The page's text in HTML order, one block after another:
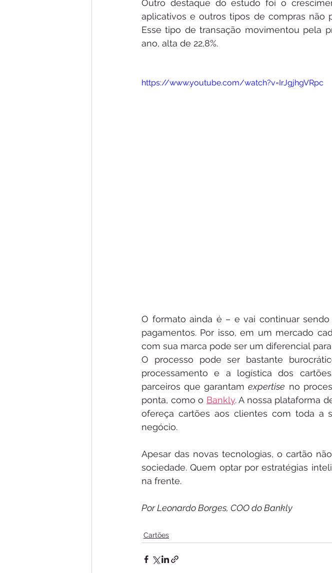
Outro destaque do estudo foi o
aplicativos e outros tipos de compras não
Esse tipo de transação movimentou pela
ano, alta de 22,8%.
https://www.youtube.com/watch?v=IrJgjhgVRpc
O formato ainda é – e vai continuar
pagamentos. Por isso, em um mercado
com sua marca pode ser um diferencial
O processo pode ser bastante
processamento e a logística dos
parceiros que garantam expertise no
ponta, como o Bankly. A nossa plataforma
ofereça cartões aos clientes com toda a
negócio.
Apesar das novas tecnologias, o cartão
sociedade. Quem optar por estratégias
na frente.
Por Leonardo Borges, COO do Bankly
Cartões